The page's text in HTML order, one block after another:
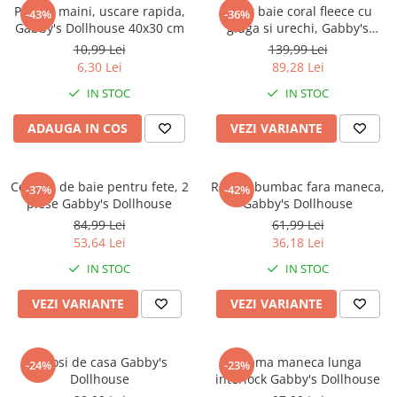
Captain america
Bakugan
Liga Dreptatii
Buzz Lightyear
My Little Pony
Planes
EplusM
Tom & Jerry
Transformers
Arditex
Top Wings
Incaltaminte baieti
Ghete si cizme baieti
Pantofi baieti
Papuci si slapi baieti
Sandale baieti
Marvel
Monsters Inc.
La casa de papel
Nasa
Kids Euroswan
Rainbow High
Garfield
Ben 10
Nightmare before Christmas
EplusM
Perletti
Arditex
-43%
Prosop maini, uscare rapida,
Gabby's Dollhouse 40x30 cm
10,99 Lei
6,30 Lei
IN STOC
ADAUGA IN COS
-36%
Halat baie coral fleece cu
gluga si urechi, Gabby's
Dollhouse
139,99 Lei
89,28 Lei
IN STOC
VEZI VARIANTE
-37%
Costum de baie pentru fete, 2
piese Gabby's Dollhouse
84,99 Lei
53,64 Lei
IN STOC
VEZI VARIANTE
-42%
Rochie bumbac fara maneca,
Gabby's Dollhouse
61,99 Lei
36,18 Lei
IN STOC
VEZI VARIANTE
-24%
Botosi de casa Gabby's
Dollhouse
-23%
Pijama maneca lunga
interlock Gabby's Dollhouse